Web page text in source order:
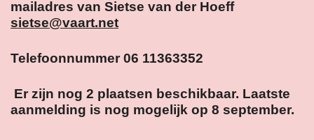
mailadres van Sietse van der Hoeff
sietse@vaart.net
Telefoonnummer 06 11363352
Er zijn nog 2 plaatsen beschikbaar. Laatste
aanmelding is nog mogelijk op 8 september.